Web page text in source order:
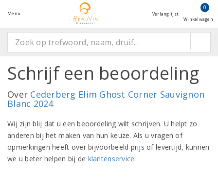
Menu Verlanglijst
0
Winkelwagen
Schrijf een beoordeling
Over Cederberg Elim Ghost Corner Sauvignon
Blanc 2024
Wij zijn blij dat u een beoordeling wilt schrijven. U helpt zo
anderen bij het maken van hun keuze. Als u vragen of
opmerkingen heeft over bijvoorbeeld prijs of levertijd, kunnen
we u beter helpen bij de klantenservice.